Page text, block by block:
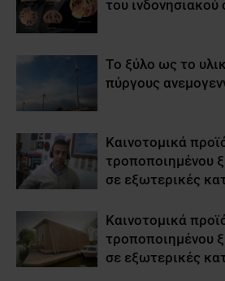
του
Tο ξύλο ως το
πύργους
Καινοτομικά
τροποποιημένου
σε εξωτερικές
Καινοτομικά
τροποποιημένου
σε εξωτερικές